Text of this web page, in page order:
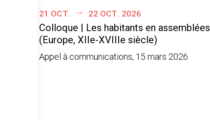
21 oct. 22 oct. 2026
Colloque | Les habitants en assemblées
(Europe, XIIe-XVIIIe siècle)
Appel à communications, 15 mars 2026